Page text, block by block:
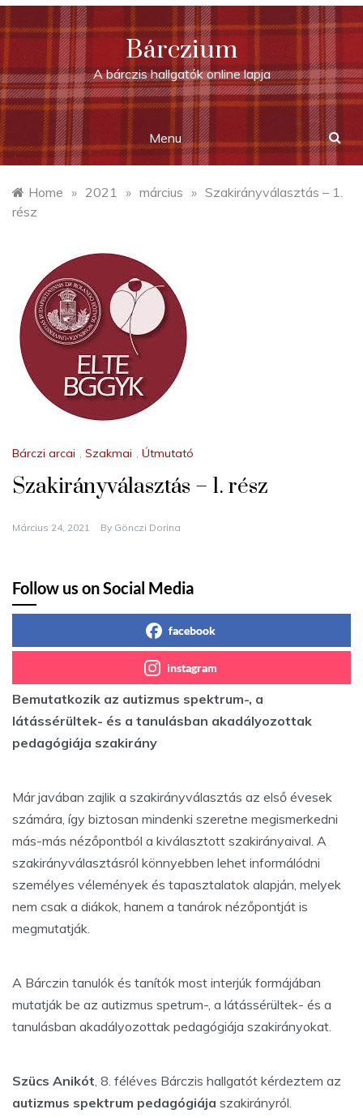
Skip
to
content
Bárczium
A bárczis hallgatók online lapja
Menu
Home » 2021 » március » Szakirányválasztás – 1.
rész
Bárczi arcai , Szakmai , Útmutató
Szakirányválasztás – 1. rész
Március 24, 2021 By Gönczi Dorina
Follow us on Social Media
facebook
instagram
Bemutatkozik az autizmus spektrum-, a
látássérültek- és a tanulásban akadályozottak
pedagógiája szakirány
Már javában zajlik a szakirányválasztás az első évesek
számára, így biztosan mindenki szeretne megismerkedni
más-más nézőpontból a kiválasztott szakirányaival. A
szakirányválasztásról könnyebben lehet informálódni
személyes vélemények és tapasztalatok alapján, melyek
nem csak a diákok, hanem a tanárok nézőpontját is
megmutatják.
A Bárczin tanulók és tanítók most interjúk formájában
mutatják be az autizmus spetrum-, a látássérültek- és a
tanulásban akadályozottak pedagógiája szakirányokat.
Szücs Anikót, 8. féléves Bárczis hallgatót kérdeztem az
autizmus spektrum pedagógiája szakirányról.